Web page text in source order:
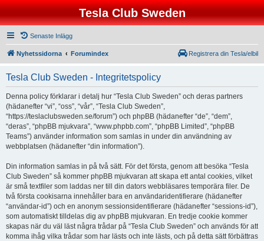
Tesla Club Sweden
Senaste Inlägg
Nyhetssidorna Forumindex Registrera din Tesla/elbil
Tesla Club Sweden - Integritetspolicy
Denna policy förklarar i detalj hur “Tesla Club Sweden” och deras partners
(hädanefter “vi”, “oss”, “vår”, “Tesla Club Sweden”,
“https://teslaclubsweden.se/forum”) och phpBB (hädanefter “de”, “dem”,
“deras”, “phpBB mjukvara”, “www.phpbb.com”, “phpBB Limited”, “phpBB
Teams”) använder information som samlas in under din användning av
webbplatsen (hädanefter “din information”).
Din information samlas in på två sätt. För det första, genom att besöka “Tesla
Club Sweden” så kommer phpBB mjukvaran att skapa ett antal cookies, vilket
är små textfiler som laddas ner till din dators webbläsares temporära filer. De
två första cookisarna innehåller bara en användaridentifierare (hädanefter
“användar-id”) och en anonym sessionsidentifierare (hädanefter “sessions-id”),
som automatiskt tilldelas dig av phpBB mjukvaran. En tredje cookie kommer
skapas när du väl läst några trådar på “Tesla Club Sweden” och används för att
komma ihåg vilka trådar som har lästs och inte lästs, och på detta sätt förbättras